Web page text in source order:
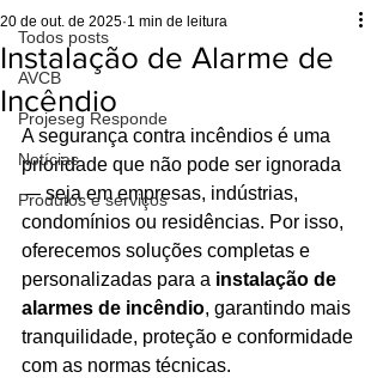
Ligações de 8h as 17h
WhatsApp de 8h as 12h
Todos posts
AVCB
Projeseg Responde
Notícias
Produtos e serviços
Instalação de Alarme de
Incêndio
20 de out. de 2025 1 min de leitura
A segurança contra incêndios é uma
prioridade que não pode ser ignorada
— seja em empresas, indústrias,
condomínios ou residências. Por isso,
oferecemos soluções completas e
personalizadas para a instalação de
alarmes de incêndio, garantindo mais
tranquilidade, proteção e conformidade
com as normas técnicas.